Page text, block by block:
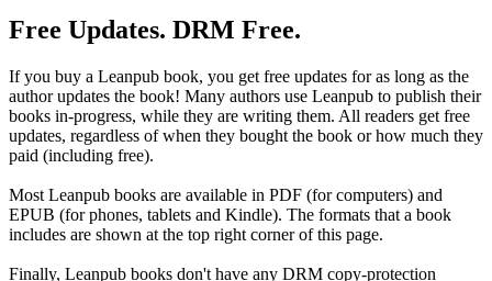
Free Updates. DRM Free.
If you buy a Leanpub book, you get free updates for as long as the
author updates the book! Many authors use Leanpub to publish their
books in-progress, while they are writing them. All readers get free
updates, regardless of when they bought the book or how much they
paid (including free).
Most Leanpub books are available in PDF (for computers) and
EPUB (for phones, tablets and Kindle). The formats that a book
includes are shown at the top right corner of this page.
Finally, Leanpub books don't have any DRM copy-protection